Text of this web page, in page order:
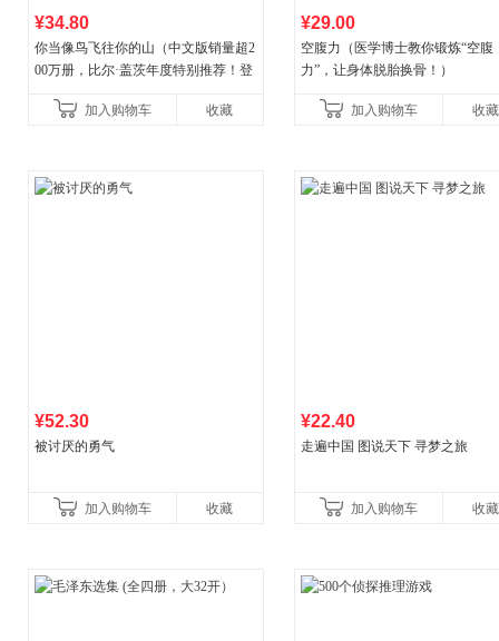
¥34.80
你当像鸟飞往你的山（中文版销量超2
00万册，比尔·盖茨年度特别推荐！登
比你听说的还要
加入购物车 收藏
¥29.00
空腹力（医学博士教你锻炼“空腹
力”，让身体脱胎换骨！）
加入购物车 收藏
¥52.30
被讨厌的勇气
加入购物车 收藏
¥22.40
走遍中国 图说天下 寻梦之旅
加入购物车 收藏